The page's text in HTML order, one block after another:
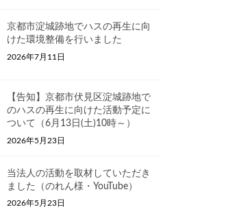
京都市淀城跡地でハスの再生に向
けた環境整備を行いました
2026年7月11日
【告知】京都市伏見区淀城跡地で
のハスの再生に向けた活動予定に
ついて（6月13日(土)10時～）
2026年5月23日
当法人の活動を取材していただき
ました（のれん様・YouTube）
2026年5月23日